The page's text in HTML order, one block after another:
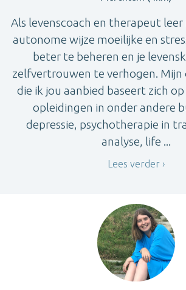
Als levenscoach en therapeut leer
autonome wijze moeilijke en
beter te beheren en je
zelfvertrouwen te verhogen. Mijn
die ik jou aanbied baseert zich
opleidingen in onder andere
depressie, psychotherapie in
analyse, life ...
Lees verder